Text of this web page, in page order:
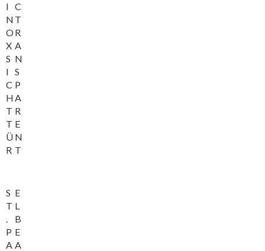
I
N
O
X
S
I
C
H
T
T
Ü
R
C
T
R
A
N
S
P
A
R
E
N
T
S
T
.
P
A
E
L
B
E
A